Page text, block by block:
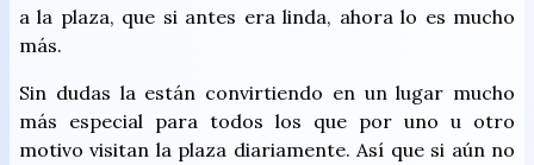
a la plaza, que si antes era linda, ahora lo es mucho
más.
Sin dudas la están convirtiendo en un lugar mucho
más especial para todos los que por uno u otro
motivo visitan la plaza diariamente. Así que si aún no